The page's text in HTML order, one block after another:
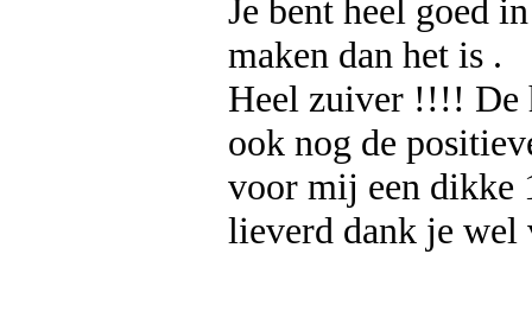
Je bent heel goed
maken dan het is .
Heel zuiver !!!! De
ook nog de
voor mij een dikke
lieverd dank je